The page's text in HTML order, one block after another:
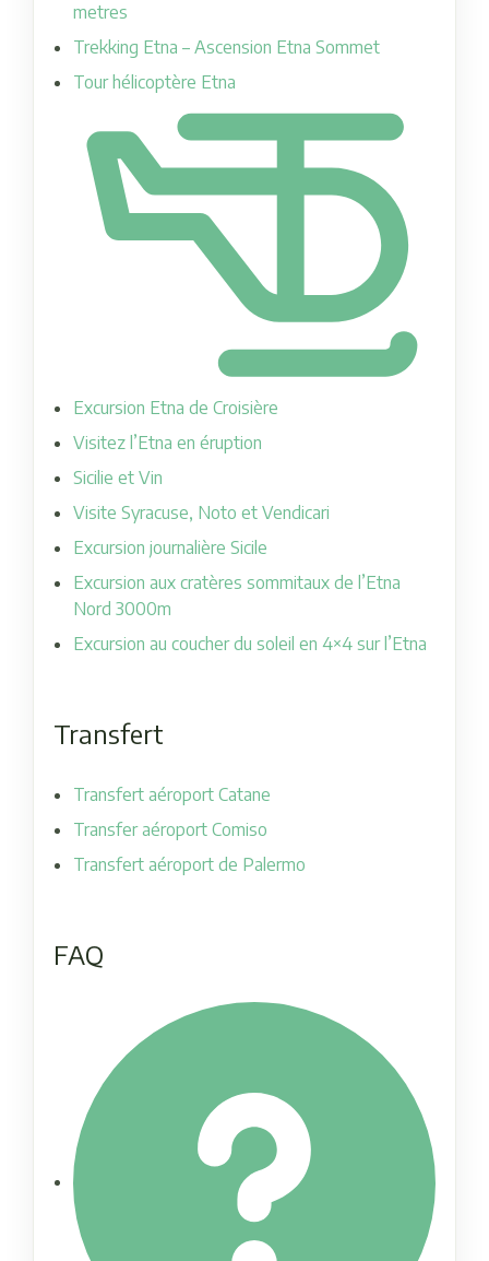
metres
Trekking Etna – Ascension Etna Sommet
Tour hélicoptère Etna
Excursion Etna de Croisière
Visitez l’Etna en éruption
Sicilie et Vin
Visite Syracuse, Noto et Vendicari
Excursion journalière Sicile
Excursion aux cratères sommitaux de l’Etna
Nord 3000m
Excursion au coucher du soleil en 4×4 sur l’Etna
Transfert
Transfert aéroport Catane
Transfer aéroport Comiso
Transfert aéroport de Palermo
FAQ